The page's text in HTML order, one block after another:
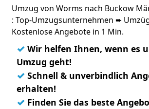
Umzug von Worms nach Buckow
: Top-Umzugsunternehmen ➨
Kostenlose Angebote in 1 Min.
✓ Wir helfen Ihnen, wenn es
Umzug geht!
✓ Schnell & unverbindlich
erhalten!
✓ Finden Sie das beste